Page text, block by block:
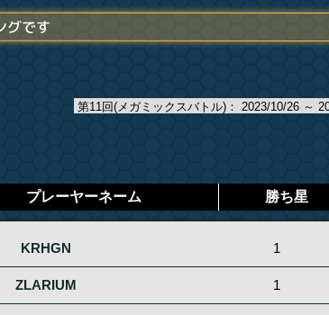
ジェネレーター BLASTER PASS
グです
プレーヤーネーム 勝ち星
KRHGN 1
ZLARIUM 1